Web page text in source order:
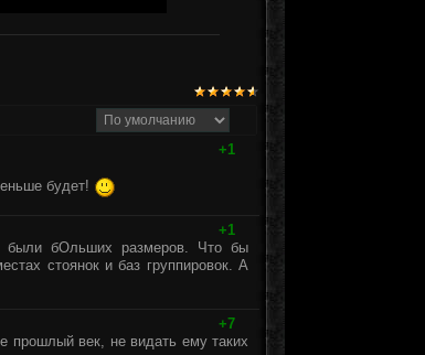
+1
будет!
+1
были бОльших размеров. Что бы
стоянок и баз группировок. А
+7
прошлый век, не видать ему таких